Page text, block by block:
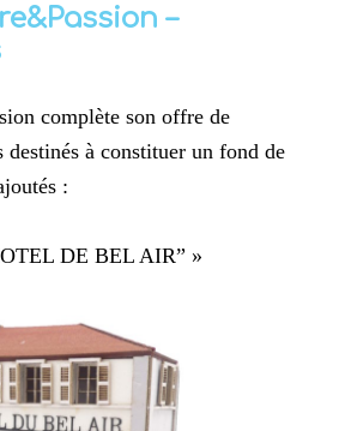
–
complète son offre de
destinés à constituer un fond de
:
DE BEL AIR” »